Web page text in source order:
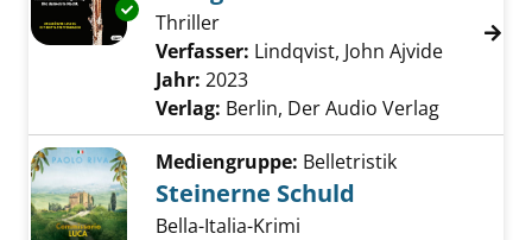
Exemplar-Details von Refugium anzeigen
Thriller
Verfasser: Lindqvist, John Ajvide
Jahr: 2023
Verlag: Berlin, Der Audio Verlag
Mediengruppe: Belletristik
Steinerne Schuld
Bella-Italia-Krimi